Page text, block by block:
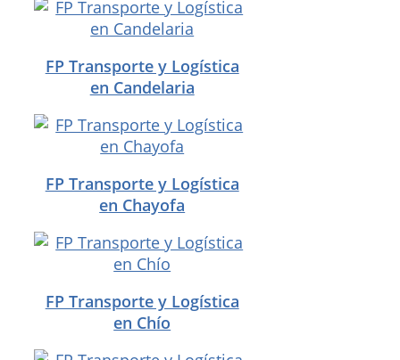
FP Transporte y Logística
en Candelaria
FP Transporte y Logística
en Chayofa
FP Transporte y Logística
en Chío